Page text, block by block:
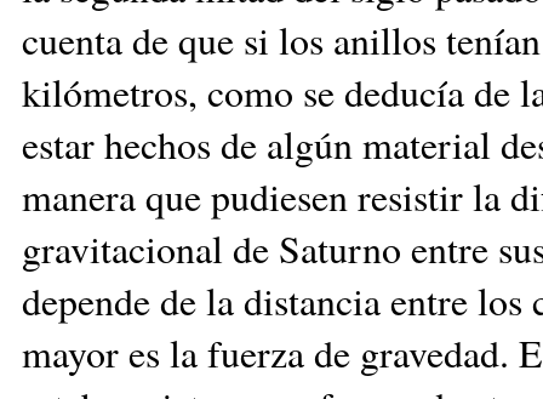
cuenta de que si los anillos
kilómetros, como se deducía de
estar hechos de algún material
manera que pudiesen resistir la
gravitacional de Saturno entre
depende de la distancia entre
mayor es la fuerza de gravedad.